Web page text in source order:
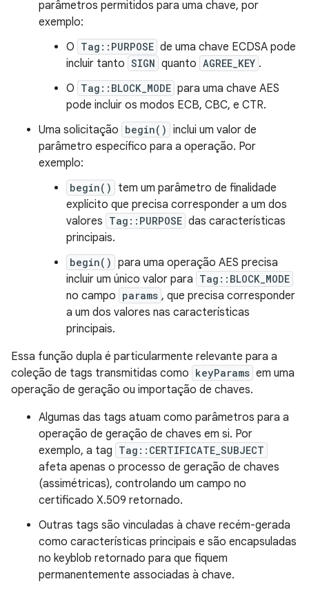
parâmetros permitidos para uma chave, por
exemplo:
O Tag::PURPOSE de uma chave ECDSA pode
incluir tanto SIGN quanto AGREE_KEY .
O Tag::BLOCK_MODE para uma chave AES
pode incluir os modos ECB, CBC, e CTR.
Uma solicitação begin() inclui um valor de
parâmetro específico para a operação. Por
exemplo:
begin()
tem um parâmetro de finalidade
explícito que precisa corresponder a um dos
valores Tag::PURPOSE das características
principais.
begin() para uma operação AES precisa
incluir um único valor para Tag::BLOCK_MODE
no campo params , que precisa corresponder
a um dos valores nas características
principais.
Essa função dupla é particularmente relevante para a
coleção de tags transmitidas como keyParams em uma
operação de geração ou importação de chaves.
Algumas das tags atuam como parâmetros para a
operação de geração de chaves em si. Por
exemplo, a tag Tag::CERTIFICATE_SUBJECT
afeta apenas o processo de geração de chaves
(assimétricas), controlando um campo no
certificado X.509 retornado.
Outras tags são vinculadas à chave recém-gerada
como características principais e são encapsuladas
no keyblob retornado para que fiquem
permanentemente associadas à chave.